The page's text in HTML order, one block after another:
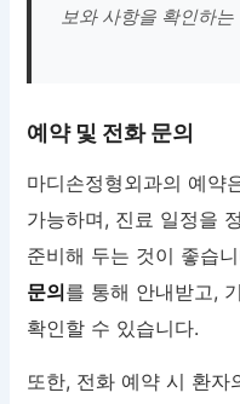
보와 사항을 확인하
예약 및 전화 문의
마디손정형외과의 예
가능하며, 진료 일정을
준비해 두는 것이 좋습
문의를 통해 안내받고,
확인할 수 있습니다.
또한, 전화 예약 시 환자